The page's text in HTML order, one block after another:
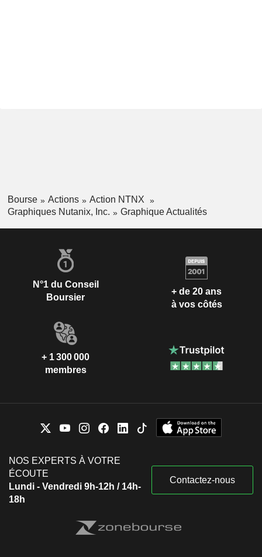
Bourse Actions
Action NTNX
Graphiques Nutanix, Inc.
Graphique Actualités
N°1 du Conseil
Boursier
+ de 20 ans
à vos côtés
+ 1 300 000
membres
NOS EXPERTS À VOTRE
ÉCOUTE
Lundi - Vendredi 9h-12h / 14h-
18h
Contactez-nous